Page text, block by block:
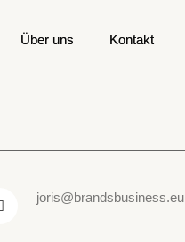
Über uns Kontakt
Über uns Kontakt
joris@brandsbusiness.eu